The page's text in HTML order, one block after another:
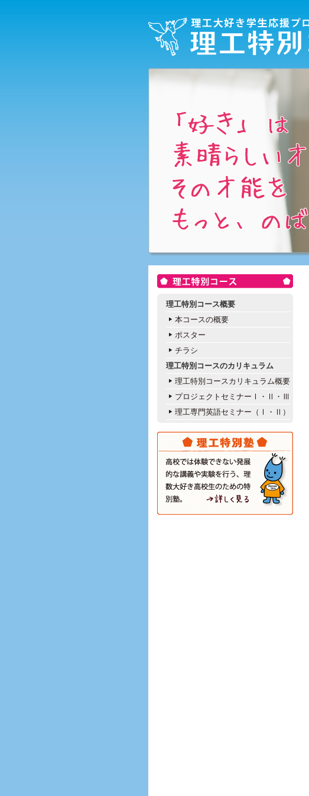
理工特別コース概要
本コースの概要
ポスター
チラシ
理工特別コースのカリキュラム
理工特別コースカリキュラム概要
プロジェクトセミナーⅠ・Ⅱ・Ⅲ
理工専門英語セミナー（Ⅰ・Ⅱ）